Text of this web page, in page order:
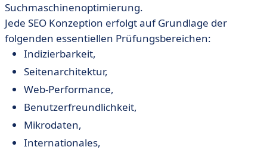
Suchmaschinenoptimierung.
Jede SEO Konzeption erfolgt auf Grundlage der
folgenden essentiellen Prüfungsbereichen:
Indizierbarkeit,
Seitenarchitektur,
Web-Performance,
Benutzerfreundlichkeit,
Mikrodaten,
Internationales,